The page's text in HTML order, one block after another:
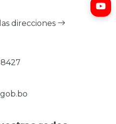
direcciones